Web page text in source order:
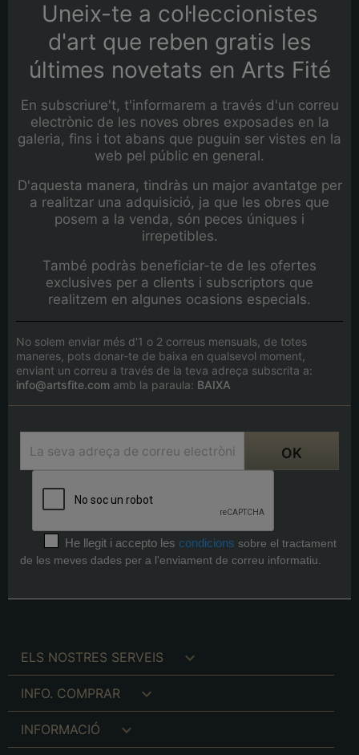
Uneix-te a col·leccionistes
d'art que reben gratis les
últimes novetats en Arts Fité
En subscriure't, t'informarem a través d'un correu
electrònic de les noves obres exposades en la
galeria, fins i tot abans que puguin ser vistes en la
web pel públic en general.
D'aquesta manera, tindràs un major avantatge per
a realitzar una adquisició, ja que les obres que
posem a la venda, són peces úniques i
irrepetibles.
També podràs beneficiar-te de les ofertes
exclusives per a clients i subscriptors que
realitzem en algunes ocasions especials.
No solem enviar més d'1 o 2 correus mensuals, de totes
maneres, pots donar-te de baixa en qualsevol moment,
enviant un correu a través de la teva adreça subscrita a:
info@artsfite.com amb la paraula: BAIXA
He llegit i accepto les condicions sobre el tractament
de les meves dades per a l'enviament de correu informatiu.
ELS NOSTRES SERVEIS 
INFO. COMPRAR 
INFORMACIÓ 